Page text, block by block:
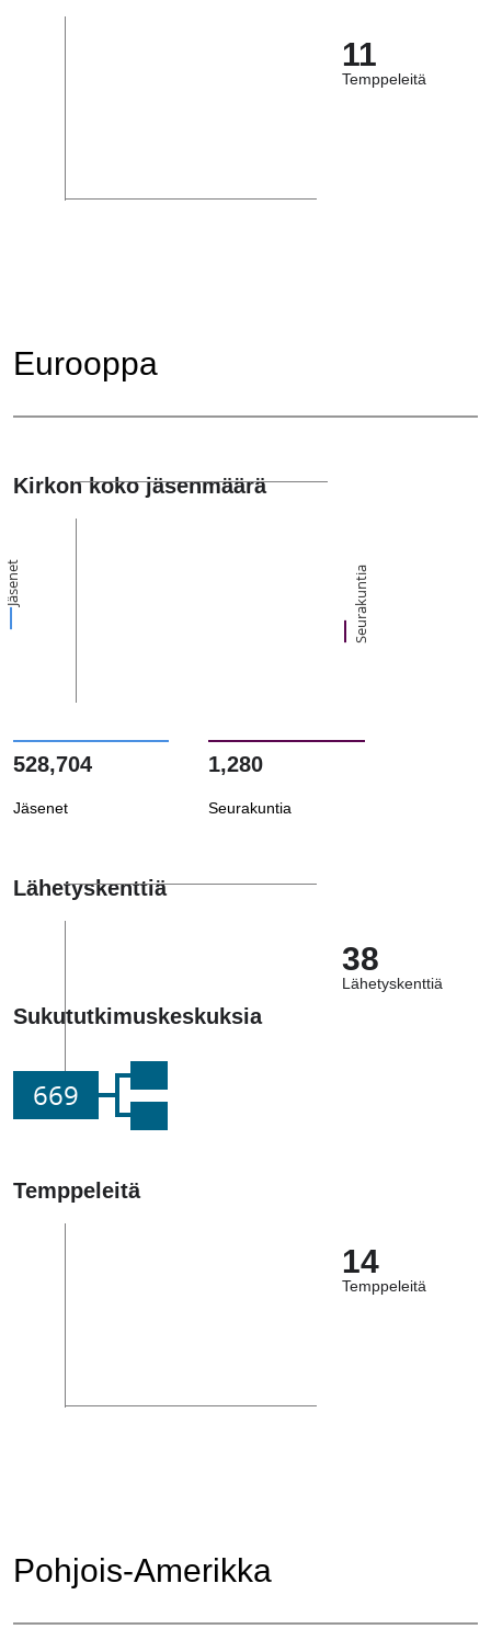
11
Temppeleitä
Eurooppa
Kirkon koko jäsenmäärä
Jäsenet Seurakuntia
528,704
Jäsenet
1,280
Seurakuntia
Lähetyskenttiä
38
Lähetyskenttiä
Sukututkimuskeskuksia
669
Temppeleitä
14
Temppeleitä
Pohjois-Amerikka